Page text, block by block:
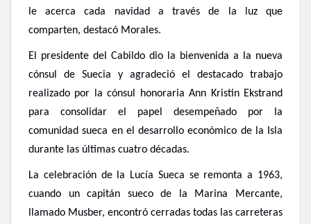
le acerca cada navidad a través de la luz que
comparten, destacó Morales.
El presidente del Cabildo dio la bienvenida a la nueva
cónsul de Suecia y agradeció el destacado trabajo
realizado por la cónsul honorariaAnn Kristin Ekstrand
para consolidar el papel desempeñado por la
comunidad sueca en el desarrollo económico de la Isla
durante las últimas cuatro décadas.
La celebración de la Lucía Sueca se remonta a 1963,
cuando un capitán sueco de la Marina Mercante,
llamado Musber, encontró cerradas todas las carreteras